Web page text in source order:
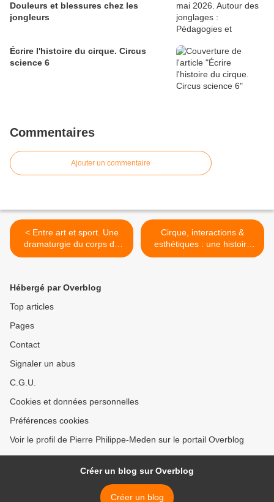
Douleurs et blessures chez les
jongleurs
Écrire l'histoire du cirque. Circus
science 6
Commentaires
Ajouter un commentaire
< Entre art et sport. Une
dramaturgie du corps de
cirque
Cirque, interactions &
esthétiques : une histoire
qui se déploie >
Hébergé par Overblog
Top articles
Pages
Contact
Signaler un abus
C.G.U.
Cookies et données personnelles
Préférences cookies
Voir le profil de Pierre Philippe-Meden sur le portail Overblog
Créer un blog sur Overblog
Créer un blog